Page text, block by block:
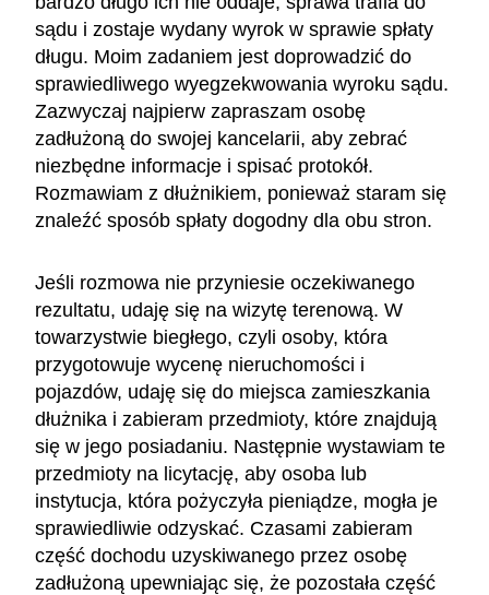
sądu i zostaje wydany wyrok w sprawie spłaty
długu. Moim zadaniem jest doprowadzić do
sprawiedliwego wyegzekwowania wyroku sądu.
Zazwyczaj najpierw zapraszam osobę
zadłużoną do swojej kancelarii, aby zebrać
niezbędne informacje i spisać protokół.
Rozmawiam z dłużnikiem, ponieważ staram się
znaleźć sposób spłaty dogodny dla obu stron.
Jeśli rozmowa nie przyniesie oczekiwanego
rezultatu, udaję się na wizytę terenową. W
towarzystwie biegłego, czyli osoby, która
przygotowuje wycenę nieruchomości i
pojazdów, udaję się do miejsca zamieszkania
dłużnika i zabieram przedmioty, które znajdują
się w jego posiadaniu. Następnie wystawiam te
przedmioty na licytację, aby osoba lub
instytucja, która pożyczyła pieniądze, mogła je
sprawiedliwie odzyskać. Czasami zabieram
część dochodu uzyskiwanego przez osobę
zadłużoną upewniając się, że pozostała część